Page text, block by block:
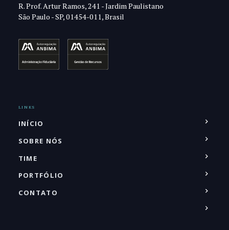
R. Prof. Artur Ramos, 241 - Jardim Paulistano
São Paulo - SP, 01454-011, Brasil
LINKS
INÍCIO
SOBRE NÓS
TIME
PORTFÓLIO
CONTATO